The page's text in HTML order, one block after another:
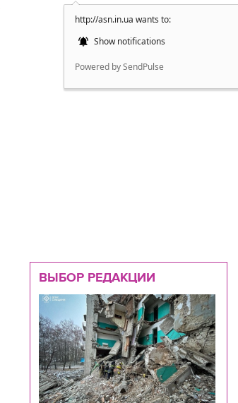
http://asn.in.ua wants to:
Show notifications
Powered by SendPulse
ВЫБОР РЕДАКЦИИ